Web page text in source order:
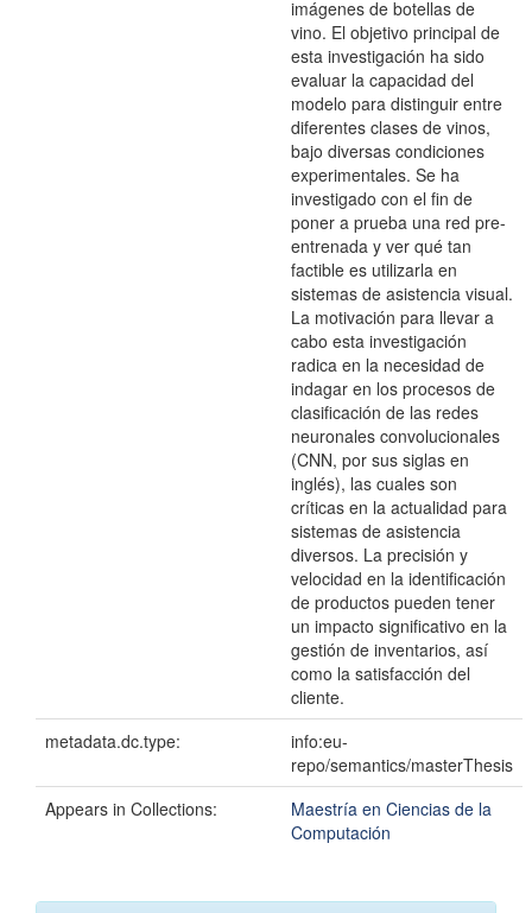
imágenes de botellas de
vino. El objetivo principal de
esta investigación ha sido
evaluar la capacidad del
modelo para distinguir entre
diferentes clases de vinos,
bajo diversas condiciones
experimentales. Se ha
investigado con el fin de
poner a prueba una red pre-
entrenada y ver qué tan
factible es utilizarla en
sistemas de asistencia visual.
La motivación para llevar a
cabo esta investigación
radica en la necesidad de
indagar en los procesos de
clasificación de las redes
neuronales convolucionales
(CNN, por sus siglas en
inglés), las cuales son
críticas en la actualidad para
sistemas de asistencia
diversos. La precisión y
velocidad en la identificación
de productos pueden tener
un impacto significativo en la
gestión de inventarios, así
como la satisfacción del
cliente.
metadata.dc.type:
info:eu-
repo/semantics/masterThesis
Appears in Collections:
Maestría en Ciencias de la
Computación